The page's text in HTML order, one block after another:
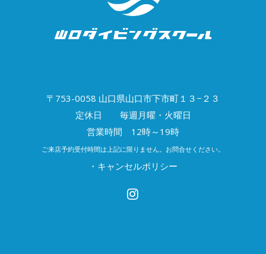
〒753-0058 山口県山口市下市町１３−２３
定休日 毎週月曜・火曜日
営業時間 12時～19時
ご来店予約受付時間は上記に限りません。お問合せください。
・キャンセルポリシー